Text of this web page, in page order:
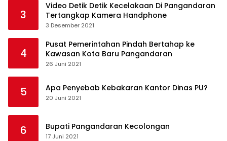
3
Video Detik Detik Kecelakaan Di Pangandaran
Tertangkap Kamera Handphone
3 Desember 2021
4
Pusat Pemerintahan Pindah Bertahap ke
Kawasan Kota Baru Pangandaran
26 Juni 2021
5 Apa Penyebab Kebakaran Kantor Dinas PU?
20 Juni 2021
6 Bupati Pangandaran Kecolongan
17 Juni 2021